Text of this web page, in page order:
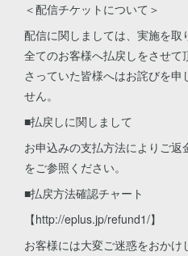
＜配信チケットについて＞
配信に関しましては、実施を取
全てのお客様へ払戻しをさせ
さっていた皆様へはお詫びを申
せん。
■払戻しに関しまして
お申込みの支払方法によりご
をご参照ください。
■払戻方法確認チャート
【http://eplus.jp/refund1/】
お客様には大変ご迷惑をおかけ